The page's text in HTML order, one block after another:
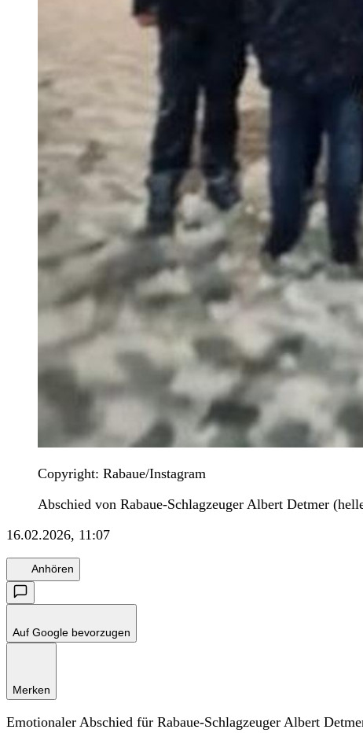
Copyright: Rabaue/Instagram
Abschied von Rabaue-Schlagzeuger Albert Detmer
16.02.2026, 11:07
Anhören
Auf Google bevorzugen
Merken
Emotionaler Abschied für Rabaue-Schlagzeuger Albert